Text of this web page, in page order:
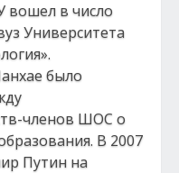
вошел в число
Университета
было
членов ШОС о
В 2007
Путин на